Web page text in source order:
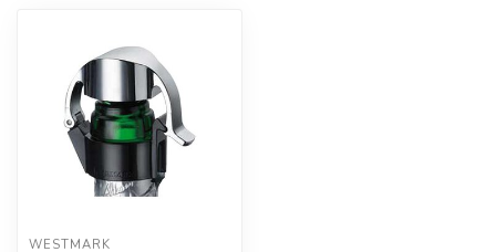
WESTMARK